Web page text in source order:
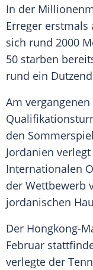
In der
Erreger
sich rund 2000
50 starben
rund ein
Am
den
Jordanien
Internationalen
der Wettbewerb
jordanischen
Der Hongkong-
Februar
verlegte der